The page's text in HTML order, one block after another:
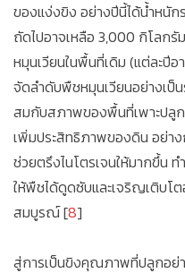
ของแง่งขิง อย่างปีนี้ได้น้ำหนั
ถัดไปอาจเหลือ 3,000 กิโลก
หมุนเวียนในพื้นที่เดิม (แต่ละปี
จัดลำดับพืชหมุนเวียนอย่างเป็
สมกับสภาพของพื้นที่เพาะปลู
เพิ่มประสิทธิภาพของดิน อย่า
ช่วยตรึงไนโตรเจนให้มากขึ้น
ให้พืชได้ดูดซับและเจริญเติบโ
สมบูรณ์ [8]
สู่การเป็นขิงคุณภาพที่ปลูกอย่